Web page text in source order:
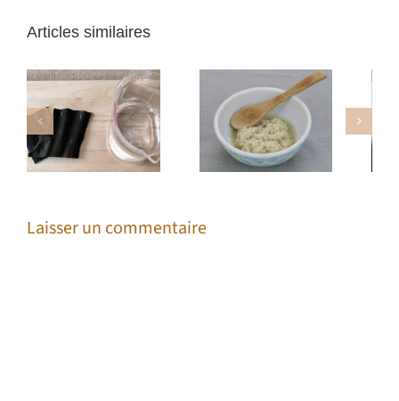
Articles similaires
Le shio koji Le lait d’avoine
Laisser un commentaire